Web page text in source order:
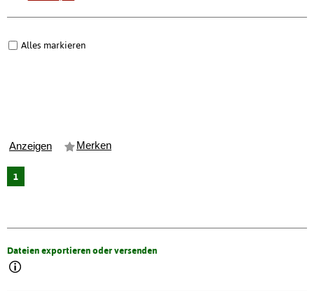
Alles markieren
Anzeigen Merken
1
Dateien exportieren oder versenden